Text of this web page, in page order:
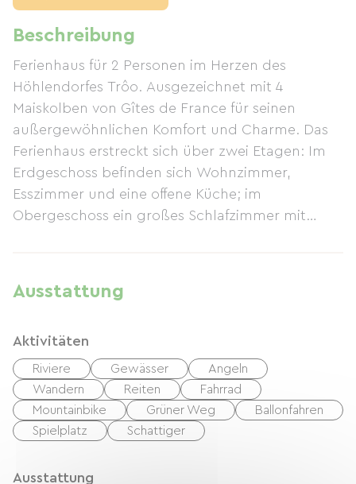
Beschreibung
Ferienhaus für 2 Personen im Herzen des
Höhlendorfes Trôo. Ausgezeichnet mit 4
Maiskolben von Gîtes de France für seinen
außergewöhnlichen Komfort und Charme. Das
Ferienhaus erstreckt sich über zwei Etagen: Im
Erdgeschoss befinden sich Wohnzimmer,
Esszimmer und eine offene Küche; im
Obergeschoss ein großes Schlafzimmer mit
Sonnenschirm für einen rundum gelungenen
Ausstattung
Aktivitäten
Riviere Gewässer
Angeln
Wandern
Reiten
Fahrrad
Mountainbike
Grüner Weg
Ballonfahren
Spielplatz
Schattiger
Ausstattung